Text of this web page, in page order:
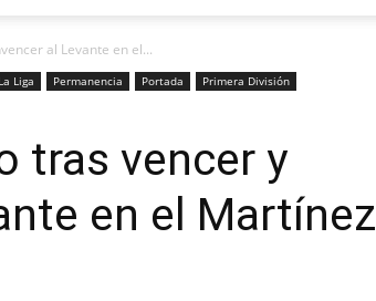
al Levante en el...
La Liga Permanencia Portada
Primera División
tras vencer y
en el Martínez